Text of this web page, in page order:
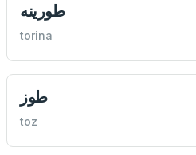
طورينه
torina
طوز
toz